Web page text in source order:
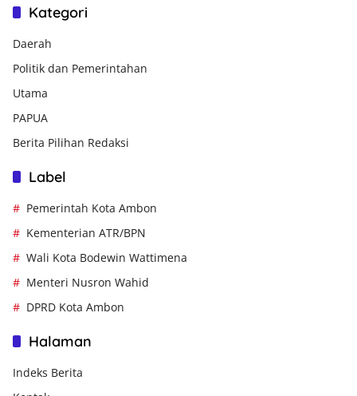
Kategori
Daerah
Politik dan Pemerintahan
Utama
PAPUA
Berita Pilihan Redaksi
Label
Pemerintah Kota Ambon
Kementerian ATR/BPN
Wali Kota Bodewin Wattimena
Menteri Nusron Wahid
DPRD Kota Ambon
Halaman
Indeks Berita